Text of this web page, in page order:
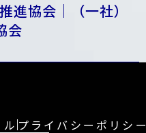
進協会｜（一社）
会
プライバシーポリシー